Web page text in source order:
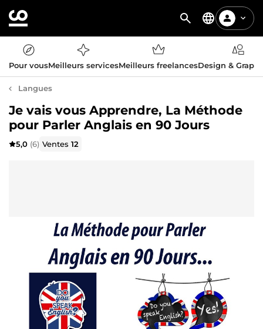
Pour vousMeilleurs servicesMeilleurs freelancesDesign &
Langues
Je vais vous Apprendre, La Méthode
pour Parler Anglais en 90 Jours
5,0 (6) Ventes12